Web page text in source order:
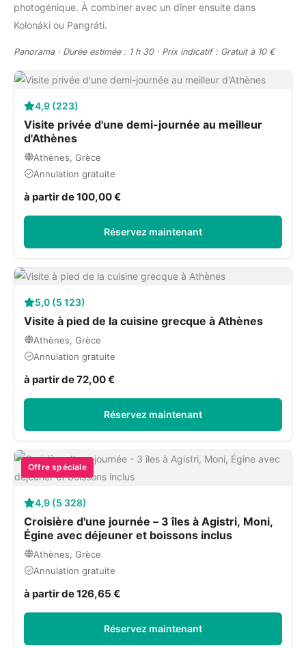
photogénique. À combiner avec un dîner ensuite dans
Kolonáki ou Pangráti.
Panorama · Durée estimée : 1 h 30 · Prix indicatif : Gratuit à 10 €
4,9 (223)
Visite privée d'une demi-journée au meilleur
d'Athènes
Athènes, Grèce
Annulation gratuite
à partir de 100,00 €
Réservez maintenant
5,0 (5 123)
Visite à pied de la cuisine grecque à Athènes
Athènes, Grèce
Annulation gratuite
à partir de 72,00 €
Réservez maintenant
Offre spéciale
4,9 (5 328)
Croisière d'une journée – 3 îles à Agistri, Moni,
Égine avec déjeuner et boissons inclus
Athènes, Grèce
Annulation gratuite
à partir de 126,65 €
Réservez maintenant